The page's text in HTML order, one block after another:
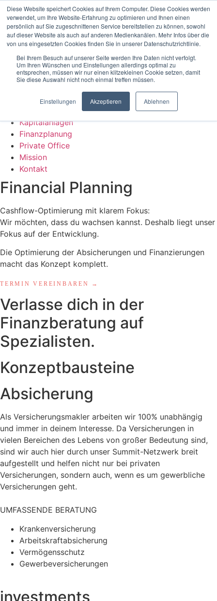
Diese Website speichert Cookies auf Ihrem Computer. Diese Cookies werden
verwendet, um Ihre Website-Erfahrung zu optimieren und Ihnen einen
persönlich auf Sie zugeschnittenen Service bereitstellen zu können, sowohl
auf dieser Website als auch auf anderen Medienkanälen. Mehr Infos über die
von uns eingesetzten Cookies finden Sie in unserer Datenschutzrichtlinie.
Bei Ihrem Besuch auf unserer Seite werden Ihre Daten nicht verfolgt.
Um Ihren Wünschen und Einstellungen allerdings optimal zu
entsprechen, müssen wir nur einen klitzekleinen Cookie setzen, damit
Sie diese Auswahl nicht noch einmal treffen müssen.
Einstellungen Akzeptieren Ablehnen
Zum Inhalt wechseln
Home
Kapitalanlagen
Private Office
Mission
Kapitalanlagen
Finanzplanung
Private Office
Mission
Kontakt
Financial Planning
Cashflow-Optimierung mit klarem Fokus:
Wir möchten, dass du wachsen kannst. Deshalb liegt unser
Fokus auf der Entwicklung.
Die Optimierung der Absicherungen und Finanzierungen
macht das Konzept komplett.
TERMIN VEREINBAREN →
Verlasse dich in der
Finanzberatung auf
Spezialisten.
Konzeptbausteine
Absicherung
Als Versicherungsmakler arbeiten wir 100% unabhängig
und immer in deinem Interesse. Da Versicherungen in
vielen Bereichen des Lebens von großer Bedeutung sind,
sind wir auch hier durch unser Summit-Netzwerk breit
aufgestellt und helfen nicht nur bei privaten
Versicherungen, sondern auch, wenn es um gewerbliche
Versicherungen geht.
UMFASSENDE BERATUNG
Krankenversicherung
Arbeitskraftabsicherung
Vermögensschutz
Gewerbeversicherungen
investments